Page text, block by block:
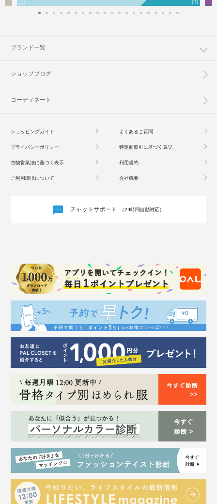
ブランド一覧
ショップブログ
コーディネート
ショッピングガイド よくあるご質問
プライバシーポリシー 特定商取引に基づく表記
古物営業法に基づく表示 利用規約
ご利用環境について 会社概要
チャットサポート （24時間自動対応）